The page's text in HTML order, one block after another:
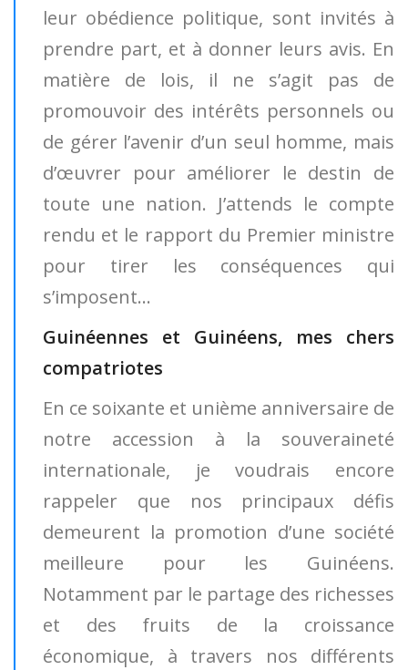
leur obédience politique, sont invités à
prendre part, et à donner leurs avis. En
matière de lois, il ne s’agit pas de
promouvoir des intérêts personnels ou
de gérer l’avenir d’un seul homme, mais
d’œuvrer pour améliorer le destin de
toute une nation. J’attends le compte
rendu et le rapport du Premier ministre
pour tirer les conséquences qui
s’imposent…
Guinéennes et Guinéens, mes chers
compatriotes
En ce soixante et unième anniversaire de
notre accession à la souveraineté
internationale, je voudrais encore
rappeler que nos principaux défis
demeurent la promotion d’une société
meilleure pour les Guinéens.
Notamment par le partage des richesses
et des fruits de la croissance
économique, à travers nos différents